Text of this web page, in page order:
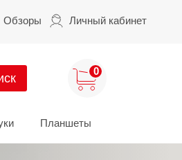
Обзоры Личный кабинет
0
Планшеты